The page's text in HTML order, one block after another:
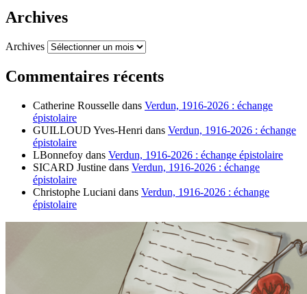
Archives
Archives
Commentaires récents
Catherine Rousselle dans Verdun, 1916-2026 : échange
épistolaire
GUILLOUD Yves-Henri dans Verdun, 1916-2026 : échange
épistolaire
LBonnefoy dans Verdun, 1916-2026 : échange épistolaire
SICARD Justine dans Verdun, 1916-2026 : échange
épistolaire
Christophe Luciani dans Verdun, 1916-2026 : échange
épistolaire